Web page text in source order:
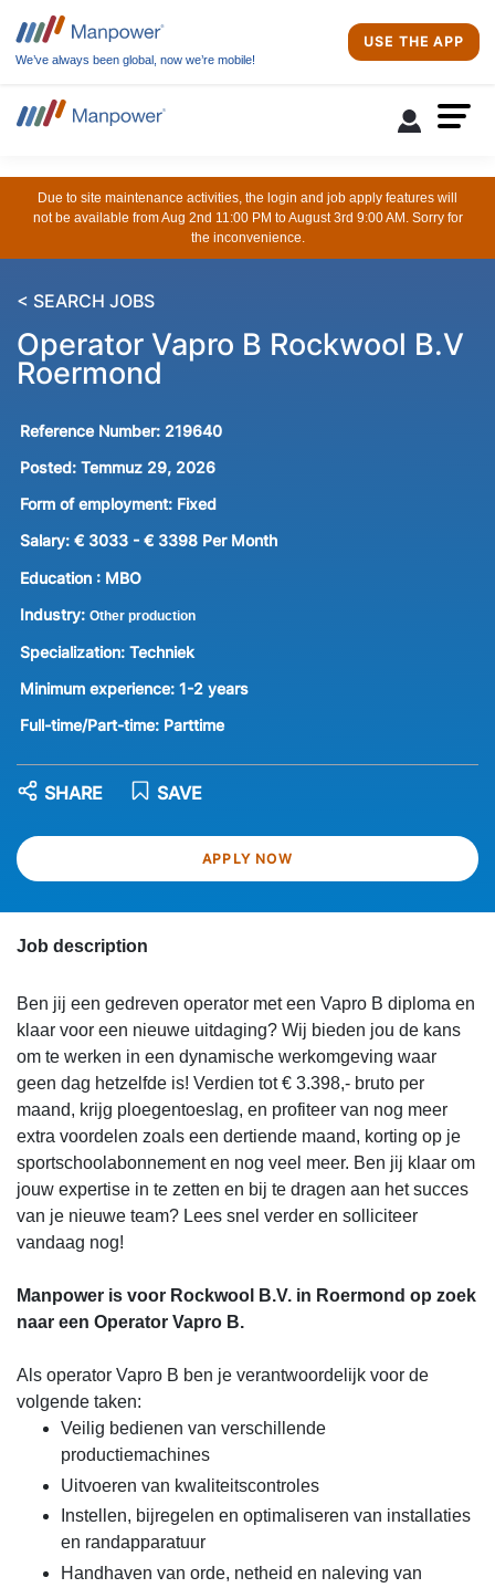
We’ve always been global, now we’re mobile!
USE THE APP
Due to site maintenance activities, the login and job apply features will
not be available from Aug 2nd 11:00 PM to August 3rd 9:00 AM. Sorry for
the inconvenience.
< SEARCH JOBS
Operator Vapro B Rockwool B.V
Roermond
Reference Number: 219640
Posted: Temmuz 29, 2026
Form of employment: Fixed
Salary: € 3033 - € 3398 Per Month
Education : MBO
Industry: Other production
Specialization: Techniek
Minimum experience: 1-2 years
Full-time/Part-time: Parttime
APPLY NOW
SAVE
SHARE
Job description
Ben jij een gedreven operator met een Vapro B diploma en
klaar voor een nieuwe uitdaging? Wij bieden jou de kans
om te werken in een dynamische werkomgeving waar
geen dag hetzelfde is! Verdien tot € 3.398,- bruto per
maand, krijg ploegentoeslag, en profiteer van nog meer
extra voordelen zoals een dertiende maand, korting op je
sportschoolabonnement en nog veel meer. Ben jij klaar om
jouw expertise in te zetten en bij te dragen aan het succes
van je nieuwe team? Lees snel verder en solliciteer
vandaag nog!
Manpower is voor Rockwool B.V. in Roermond op zoek
naar een Operator Vapro B.
Als operator Vapro B ben je verantwoordelijk voor de
volgende taken:
Veilig bedienen van verschillende
productiemachines
Uitvoeren van kwaliteitscontroles
Instellen, bijregelen en optimaliseren van installaties
en randapparatuur
Handhaven van orde, netheid en naleving van